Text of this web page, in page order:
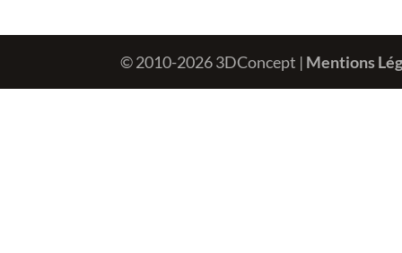
© 2010-2026 3DConcept | Mentions